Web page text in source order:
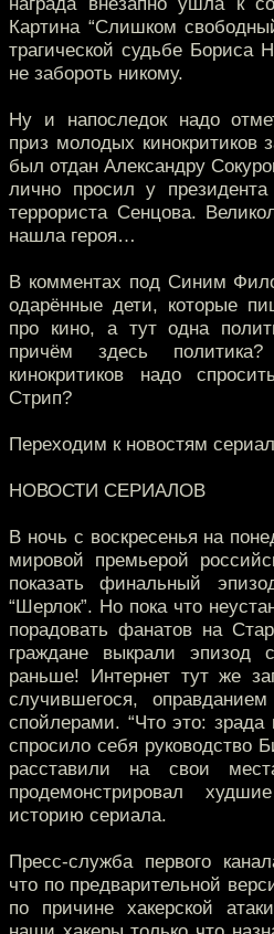
Картина “Слишком
трагической судьбе Бориса
не забороть никому.
Ну и напоследок надо
приз молодых кинокритиков
был отдан Александру
лично просил у
террориста Сенцова.
нашла героя…
В комментах под Синим
одарённые дети, которые
про кино, а тут одна
причём здесь
кинокритиков надо
Стрип?
Переходим к новостям
НОВОСТИ СЕРИАЛОВ
В ночь с воскресенья на
мировой премьерой
показать финальный
“Шерлок”. Но пока что
порадовать фанатов на
граждане выкрали
раньше! Интернет тут же
случившегося,
спойлерами. “Что это:
спросило себя руководство
расставили на свои
продемонстрировал
историю сериала.
Пресс-служба первого
что по предварительной
по причине хакерской